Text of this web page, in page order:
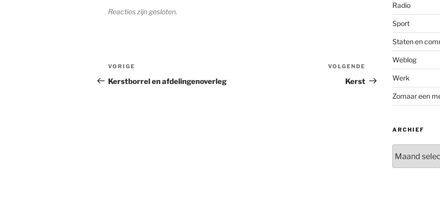
Reacties zijn gesloten.
Bericht
navigatie
Vorig
bericht
VORIGE
Kerstborrel en afdelingenoverleg
Volgend
bericht
VOLGENDE
Kerst
Radio
Sport
Staten en
Weblog
Werk
Zomaar een
ARCHIEF